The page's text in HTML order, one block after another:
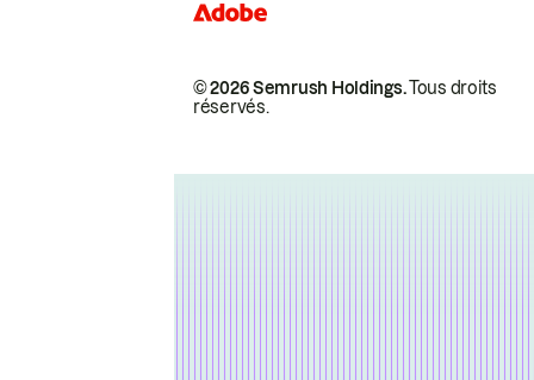
© 2026 Semrush Holdings.Tous droits
réservés.